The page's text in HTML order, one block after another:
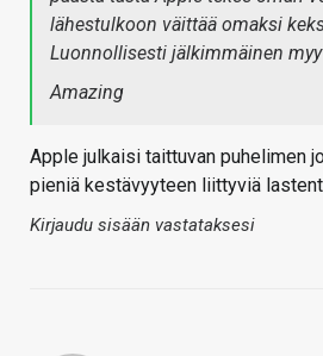
lähestulkoon väittää omaksi
Luonnollisesti jälkimmäinen
Amazing
Apple julkaisi taittuvan puhelimen
pieniä kestävyyteen liittyviä
Kirjaudu sisään vastataksesi